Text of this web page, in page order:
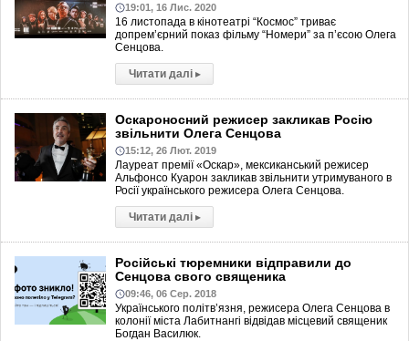
19:01, 16 Лис. 2020
16 листопада в кінотеатрі “Космос” триває
допрем’єрний показ фільму “Номери” за п’єсою Олега
Сенцова.
Читати далі ▸
Оскароносний режисер закликав Росію
звільнити Олега Сенцова
15:12, 26 Лют. 2019
Лауреат премії «Оскар», мексиканський режисер
Альфонсо Куарон закликав звільнити утримуваного в
Росії українського режисера Олега Сенцова.
Читати далі ▸
Російські тюремники відправили до
Сенцова свого священика
09:46, 06 Сер. 2018
Українського політв’язня, режисера Олега Сенцова в
колонії міста Лабитнангі відвідав місцевий священик
Богдан Василюк.